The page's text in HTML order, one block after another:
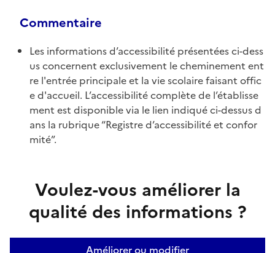
Commentaire
Les informations d’accessibilité présentées ci-dess
us concernent exclusivement le cheminement ent
re l'entrée principale et la vie scolaire faisant offic
e d'accueil. L’accessibilité complète de l’établisse
ment est disponible via le lien indiqué ci-dessus d
ans la rubrique “Registre d’accessibilité et confor
mité”.
Voulez-vous améliorer la
qualité des informations ?
Améliorer ou modifier